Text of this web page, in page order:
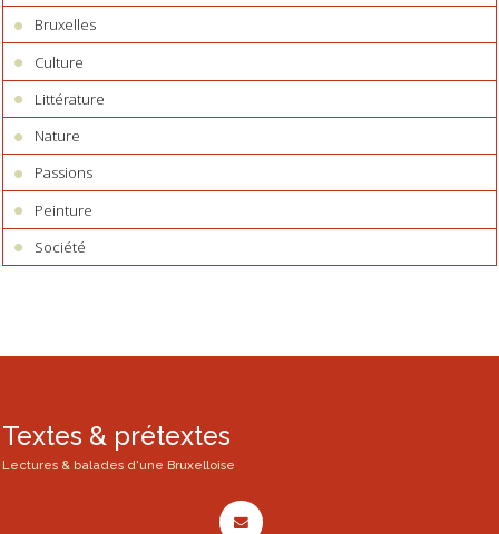
Bruxelles
Culture
Littérature
Nature
Passions
Peinture
Société
Textes & prétextes
Lectures & balades d'une Bruxelloise